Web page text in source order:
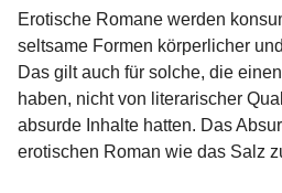
Erotische Romane werden
seltsame Formen körperlicher
Das gilt auch für solche, die
haben, nicht von literarischer
absurde Inhalte hatten. Das
erotischen Roman wie das Salz